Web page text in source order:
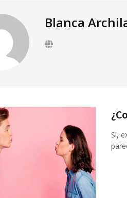
Blanca
Si,